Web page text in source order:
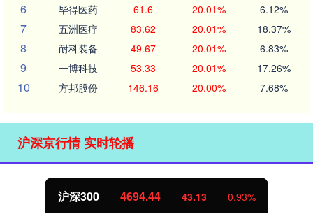
6 毕得医药 61.6 20.01% 6.12%
7 五洲医疗 83.62 20.01% 18.37%
8 耐科装备 49.67 20.01% 6.83%
9 一博科技 53.33 20.01% 17.26%
10 方邦股份 146.16 20.00% 7.68%
沪深京行情 实时轮播
北证50 1134.24 11.37 1.01%